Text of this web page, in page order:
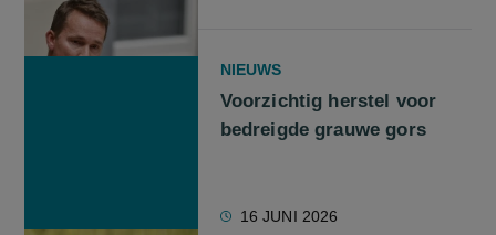
NIEUWS
Voorzichtig herstel voor
bedreigde grauwe gors
16 JUNI 2026